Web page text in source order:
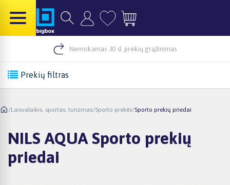
Nemokamas 30 d. prekių grąžinimas
Prekių filtras
/Laisvalaikis, sportas, turizmas/Sporto prekės/Sporto prekių priedai
NILS AQUA Sporto prekių
priedai